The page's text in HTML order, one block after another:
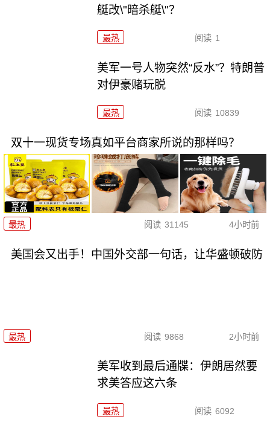
艇改\"暗杀艇\"？
最热 阅读 1
美军一号人物突然“反水”？特朗普
对伊豪赌玩脱
最热 阅读 10839
双十一现货专场真如平台商家所说的那样吗？
最热 阅读 31145 4小时前
美国会又出手！中国外交部一句话，让华盛顿破防
最热 阅读 9868 2小时前
美军收到最后通牒：伊朗居然要
求美答应这六条
最热 阅读 6092